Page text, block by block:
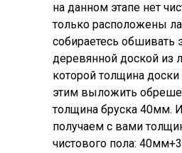
на данном этапе нет
только расположены
собираетесь обшивать
деревянной доской из
которой толщина
этим выложить
толщина бруска 40мм.
получаем с вами
чистового пола: